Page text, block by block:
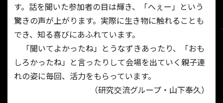
す。話を聞いた参加者の目は輝き、「へぇー」という
驚きの声が上がります。実際に生き物に触れることも
でき、知る喜びにあふれています。
「聞いてよかったね」とうなずきあったり、「おも
しろかったね」と言ったりして会場を出ていく親子連
れの姿に毎回、活力をもらっています。
（研究交流グループ・山下奉久）